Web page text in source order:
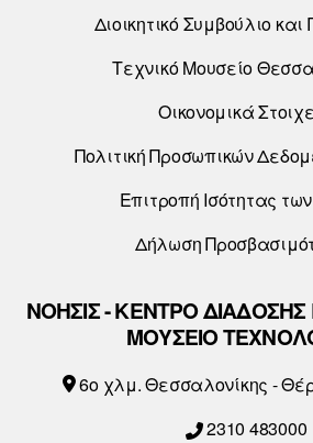
Διοικητικό Συμβούλιο
Τεχνικό Μουσείο
Οικονομικά
Πολιτική Προσωπικών
Επιτροπή Ισότητας
Δήλωση
ΝΟΗΣΙΣ - ΚΕΝΤΡΟ ΔΙΑΔΟΣΗΣ
ΜΟΥΣΕΙΟ
6o χλμ. Θεσσαλονίκης -
2310 483000